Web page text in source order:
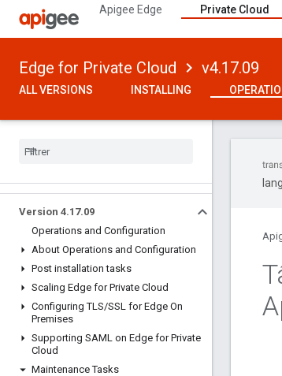
Apigee Edge Private Cloud
Edge for Private Cloud v4.17.09
ALL VERSIONS INSTALLING
Version 4.17.09
Operations and Configuration
About Operations and Configuration
Post installation tasks
Scaling Edge for Private Cloud
Configuring TLS/SSL for Edge On
Premises
Supporting SAML on Edge for Private
Cloud
Maintenance Tasks